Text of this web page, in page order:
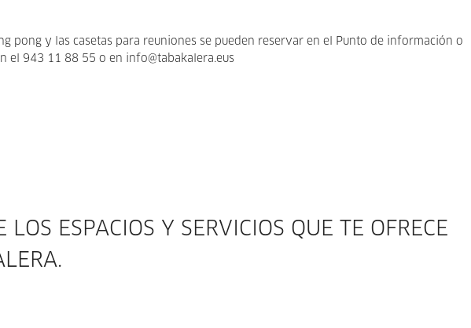
pong y las casetas para reuniones se pueden reservar en el Punto de información o
el 943 11 88 55 o en info@tabakalera.eus
LOS ESPACIOS Y SERVICIOS QUE TE OFRECE